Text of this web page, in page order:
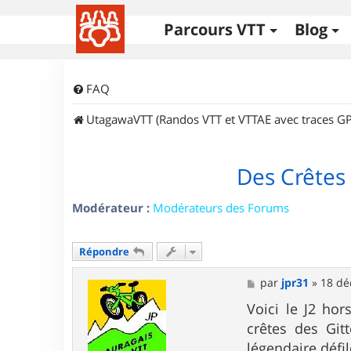
Parcours VTT Blog
FAQ
UtagawaVTT (Randos VTT et VTTAE avec traces
Des
Modérateur : Modérateurs des Forums
Répondre
M
e
s
s
a
g
par jpr31 » 18
Voici le J2
crêtes des